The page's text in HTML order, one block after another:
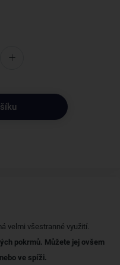
velmi všestranné využití.
pokrmů. Můžete jej ovšem
ve spíži.